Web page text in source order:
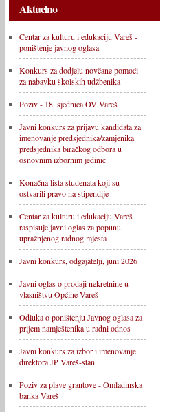
Aktuelno
Centar za kulturu i edukaciju Vareš -
poništenje javnog oglasa
Konkurs za dodjelu novčane pomoći
za nabavku školskih udžbenika
Poziv - 18. sjednica OV Vareš
Javni konkurs za prijavu kandidata za
imenovanje predsjednika/zamjenika
predsjednika biračkog odbora u
osnovnim izbornim jedinic
Konačna lista studenata koji su
ostvarili pravo na stipendije
Centar za kulturu i edukaciju Vareš
raspisuje javni oglas za popunu
upražnjenog radnog mjesta
Javni konkurs, odgajatelji, juni 2026
Javni oglas o prodaji nekretnine u
vlasništvu Općine Vareš
Odluka o poništenju Javnog oglasa za
prijem namještenika u radni odnos
Javni konkurs za izbor i imenovanje
direktora JP Vareš-stan
Poziv za plave grantove - Omladinska
banka Vareš